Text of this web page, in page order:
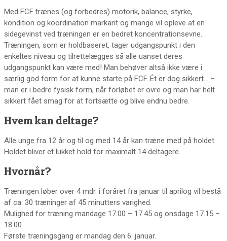
Med FCF trænes (og forbedres) motorik, balance, styrke,
kondition og koordination markant og mange vil opleve at en
sidegevinst ved træningen er en bedret koncentrationsevne.
Træningen, som er holdbaseret, tager udgangspunkt i den
enkeltes niveau og tilrettelægges så alle uanset deres
udgangspunkt kan være med! Man behøver altså ikke være i
særlig god form for at kunne starte på FCF. Ét er dog sikkert… –
man er i bedre fysisk form, når forløbet er ovre og man har helt
sikkert fået smag for at fortsætte og blive endnu bedre.
Hvem kan deltage?
Alle unge fra 12 år og til og med 14 år kan træne med på holdet.
Holdet bliver et lukket hold for maximalt 14 deltagere.
Hvornår?
Træningen løber over 4 mdr. i foråret fra januar til aprilog vil bestå
af ca. 30 træninger af 45 minutters varighed.
Mulighed for træning mandage 17.00 – 17.45 og onsdage 17.15 –
18.00.
Første træningsgang er mandag den 6. januar.